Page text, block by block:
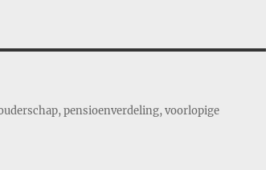
pensioenverdeling, voorlopige